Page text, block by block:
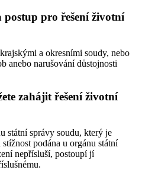
pro řešení životní
a okresními soudy, nebo
anebo narušování důstojnosti
zahájit řešení životní
státní správy soudu, který je
podána u orgánu státní
nepřísluší, postoupí jí